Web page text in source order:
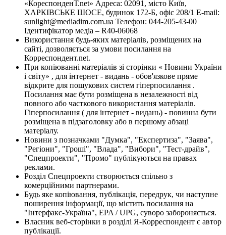
«КореспонденТ.net» Адреса: 02091, місто Київ,
ХАРКІВСЬКЕ ШОСЕ, будинок 172-Б, офіс 208/1 E-mail:
sunlight@mediadim.com.ua Телефон: 044-205-43-00
Ідентифікатор медіа – R40-06068
Використання будь-яких матеріалів, розміщених на
сайті, дозволяється за умови посилання на
Корреспондент.net.
При копіюванні матеріалів зі сторінки « Новини України
і світу» , для інтернет - видань - обов'язкове пряме
відкрите для пошукових систем гіперпосилання .
Посилання має бути розміщена в незалежності від
повного або часткового використання матеріалів.
Гіперпосилання ( для інтернет - видань) - повинна бути
розміщена в підзаголовку або в першому абзаці
матеріалу.
Новини з позначками "Думка", "Експертиза", "Заява",
"Регіони", "Гроші", "Влада", "Вибори", "Тест-драйв",
"Спецпроекти", "Промо" публікуються на правах
реклами.
Розділ Спецпроекти створюється спільно з
комерційними партнерами.
Будь яке копіювання, публікація, передрук, чи наступне
поширення інформації, що містить посилання на
"Інтерфакс-Україна", EPA / UPG, суворо забороняється.
Власник веб-сторінки в розділі Я-Корреспондент є автор
публікації.